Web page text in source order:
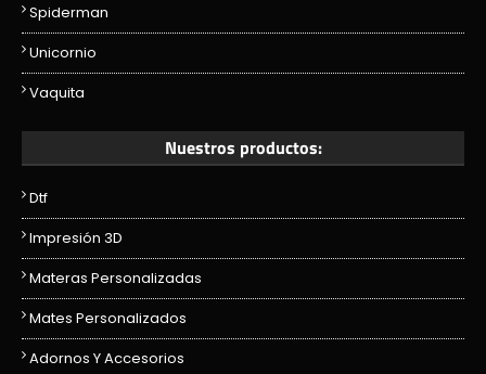
Spiderman
Unicornio
Vaquita
Nuestros productos:
Dtf
Impresión 3D
Materas Personalizadas
Mates Personalizados
Adornos Y Accesorios